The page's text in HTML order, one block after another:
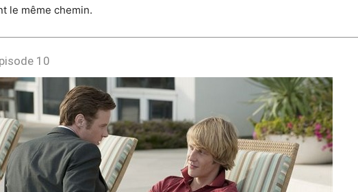
le même chemin.
10